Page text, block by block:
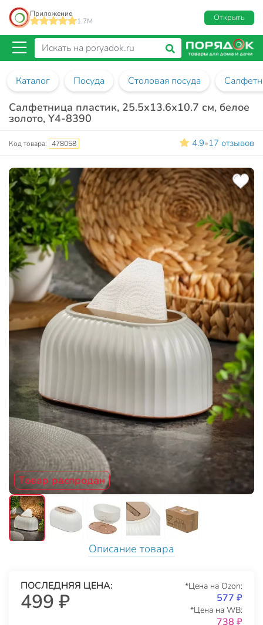
Приложение
1.7M
Открыть
Каталог Посуда Столовая посуда
Салфетница пластик, 25.5х13.6х10.7 см, белое
золото, Y4-8390
Код товара: 478058 4.9•17 отзывов
Товар распродан
Описание товара
ПОСЛЕДНЯЯ ЦЕНА:
499 ₽
*Цена на Ozon:
577 ₽
*Цена на WB:
738 ₽